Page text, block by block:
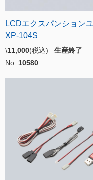
LCDエクスパンション
XP-104S
\11,000(税込) 生産終了
No. 10580